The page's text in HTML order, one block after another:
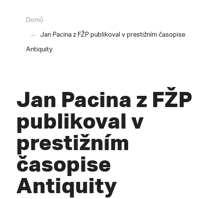
Domů
Jan Pacina z FŽP publikoval v prestižním časopise
Antiquity
Jan Pacina z FŽP
publikoval v
prestižním
časopise
Antiquity